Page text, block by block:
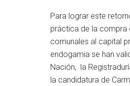
Para lograr este
práctica de la compra
comunales al capital
endogamia se han
Nación, la
la candidatura de